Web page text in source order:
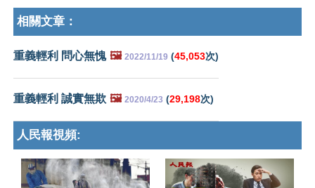
相關文章：
重義輕利 問心無愧 🖼️ 2022/11/19 (45,053次)
重義輕利 誠實無欺 🖼️ 2020/4/23 (29,198次)
人民報視頻: